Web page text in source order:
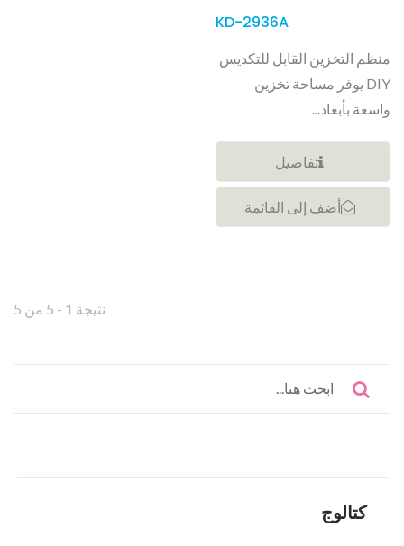
KD-2936A
منظم التخزين القابل للتكديس
DIY يوفر مساحة تخزين
واسعة بأبعاد...
تفاصيل
أضف إلى القائمة
نتيجة 1 - 5 من 5
كتالوج